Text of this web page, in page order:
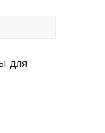
для